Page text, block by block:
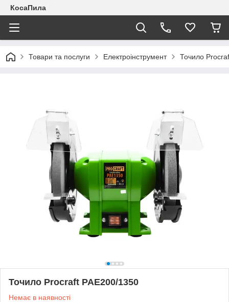
КосаПила
Товари та послуги Електроінструмент Точило
Точило Procraft PAE200/1350
Немає в наявності